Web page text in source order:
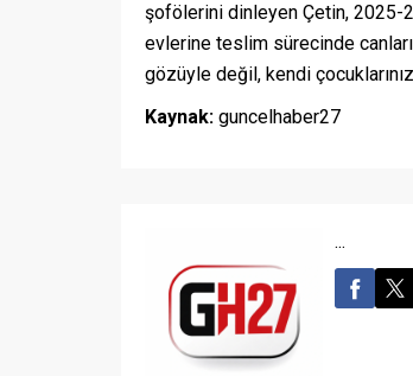
şofölerini dinleyen Çetin, 2025-
evlerine teslim sürecinde
gözüyle değil, kendi
Kaynak: guncelhaber27
...